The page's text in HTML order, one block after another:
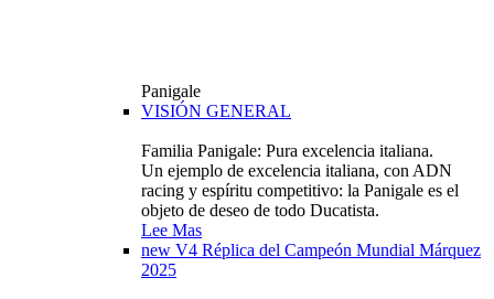
Panigale
VISIÓN GENERAL
Familia Panigale: Pura excelencia italiana.
Un ejemplo de excelencia italiana, con ADN
racing y espíritu competitivo: la Panigale es el
objeto de deseo de todo Ducatista.
Lee Mas
new V4 Réplica del Campeón Mundial Márquez
2025